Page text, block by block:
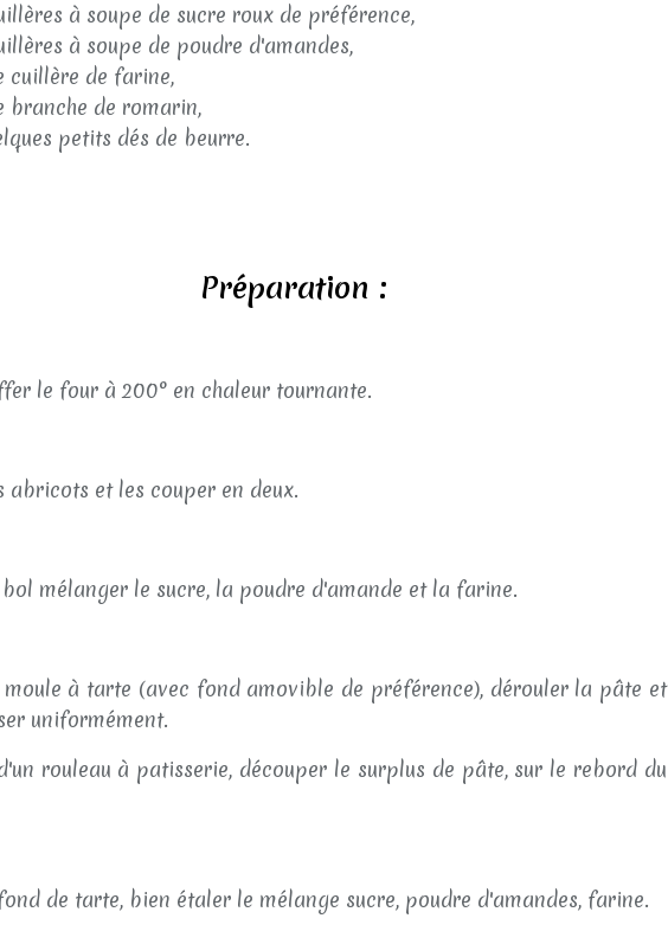
à soupe de sucre roux de préférence,
à soupe de poudre d'amandes,
cuillère de farine,
branche de romarin,
petits dés de beurre.
Préparation :
le four à 200° en chaleur tournante.
abricots et les couper en deux.
mélanger le sucre, la poudre d'amande et la farine.
moule à tarte (avec fond amovible de préférence), dérouler la pâte et
uniformément.
rouleau à patisserie, découper le surplus de pâte, sur le rebord du
de tarte, bien étaler le mélange sucre, poudre d'amandes, farine.